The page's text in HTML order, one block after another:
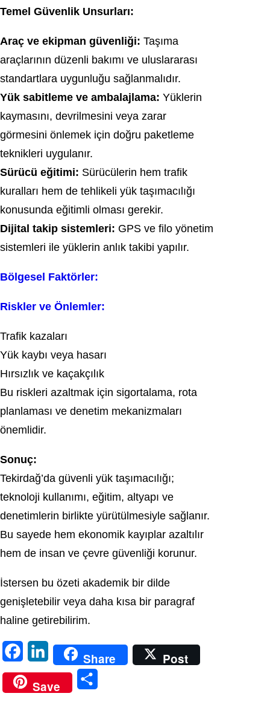
Temel Güvenlik Unsurları:
Araç ve ekipman güvenliği: Taşıma
araçlarının düzenli bakımı ve uluslararası
standartlara uygunluğu sağlanmalıdır.
Yük sabitleme ve ambalajlama: Yüklerin
kaymasını, devrilmesini veya zarar
görmesini önlemek için doğru paketleme
teknikleri uygulanır.
Sürücü eğitimi: Sürücülerin hem trafik
kuralları hem de tehlikeli yük taşımacılığı
konusunda eğitimli olması gerekir.
Dijital takip sistemleri: GPS ve filo yönetim
sistemleri ile yüklerin anlık takibi yapılır.
Bölgesel Faktörler:
Riskler ve Önlemler:
Trafik kazaları
Yük kaybı veya hasarı
Hırsızlık ve kaçakçılık
Bu riskleri azaltmak için sigortalama, rota
planlaması ve denetim mekanizmaları
önemlidir.
Sonuç:
Tekirdağ’da güvenli yük taşımacılığı;
teknoloji kullanımı, eğitim, altyapı ve
denetimlerin birlikte yürütülmesiyle sağlanır.
Bu sayede hem ekonomik kayıplar azaltılır
hem de insan ve çevre güvenliği korunur.
İstersen bu özeti akademik bir dilde
genişletebilir veya daha kısa bir paragraf
haline getirebilirim.
a
c
i
n
Share
Post
Save